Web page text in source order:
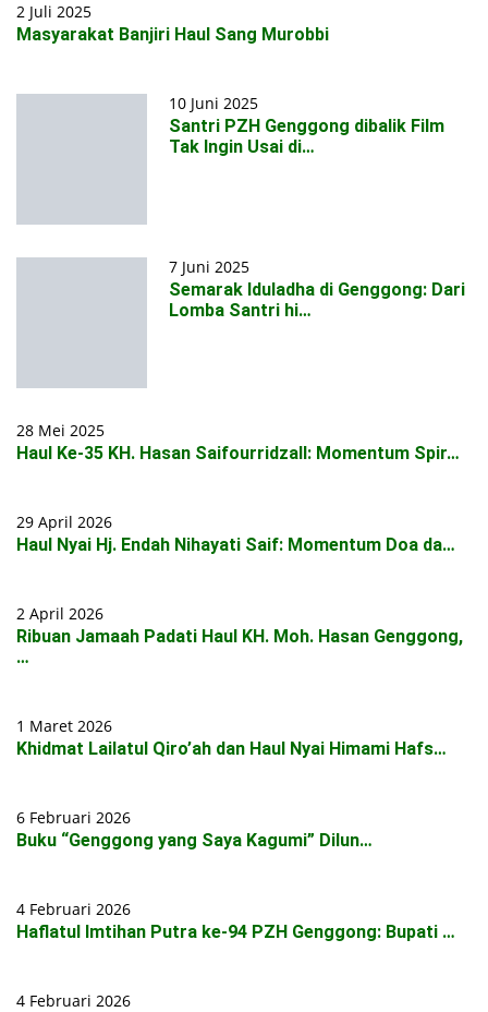
2 Juli 2025
Masyarakat Banjiri Haul Sang Murobbi
10 Juni 2025
Santri PZH Genggong dibalik Film
Tak Ingin Usai di…
7 Juni 2025
Semarak Iduladha di Genggong: Dari
Lomba Santri hi…
28 Mei 2025
Haul Ke-35 KH. Hasan Saifourridzall: Momentum Spir…
29 April 2026
Haul Nyai Hj. Endah Nihayati Saif: Momentum Doa da…
2 April 2026
Ribuan Jamaah Padati Haul KH. Moh. Hasan Genggong,
…
1 Maret 2026
Khidmat Lailatul Qiro’ah dan Haul Nyai Himami Hafs…
6 Februari 2026
Buku “Genggong yang Saya Kagumi” Dilun…
4 Februari 2026
Haflatul Imtihan Putra ke-94 PZH Genggong: Bupati …
4 Februari 2026